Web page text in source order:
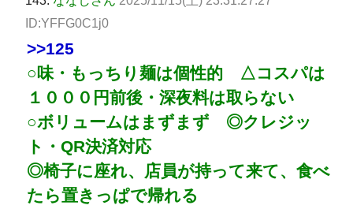
ID:YFFG0C1j0
>>125
○味・もっちり麺は個性的 △コスパは
１０００円前後・深夜料は取らない
○ボリュームはまずまず ◎クレジッ
ト・QR決済対応
◎椅子に座れ、店員が持って来て、食べ
たら置きっぱで帰れる